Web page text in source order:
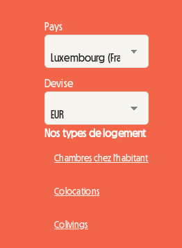
Pays
Devise
Nos types de logement
Chambres chez l'habitant
Colocations
Colivings